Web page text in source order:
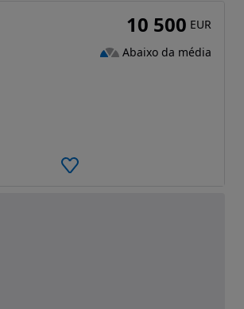
10 500 EUR
Abaixo da média